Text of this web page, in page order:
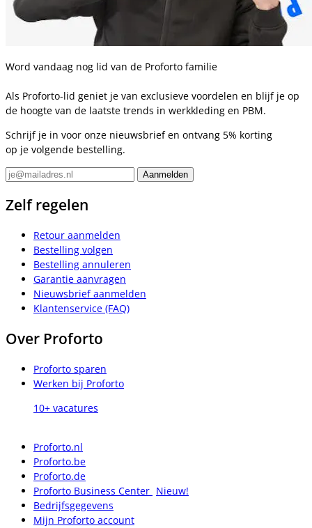
Word vandaag nog lid van de Proforto familie
Als Proforto-lid geniet je van exclusieve voordelen en blijf je op
de hoogte van de laatste trends in werkkleding en PBM.
Schrijf je in voor onze nieuwsbrief en ontvang 5% korting
op je volgende bestelling.
Zelf regelen
Retour aanmelden
Bestelling volgen
Bestelling annuleren
Garantie aanvragen
Nieuwsbrief aanmelden
Klantenservice (FAQ)
Over Proforto
Proforto sparen
Werken bij Proforto
10+ vacatures
Proforto.nl
Proforto.be
Proforto.de
Proforto Business Center Nieuw!
Bedrijfsgegevens
Mijn Proforto account